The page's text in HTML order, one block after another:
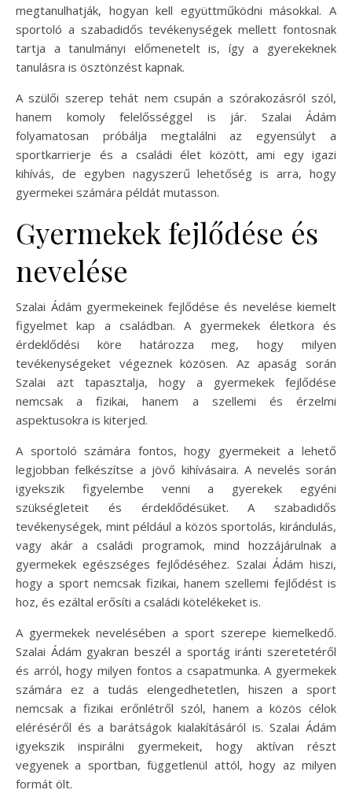
megtanulhatják, hogyan kell együttműködni másokkal. A
sportoló a szabadidős tevékenységek mellett fontosnak
tartja a tanulmányi előmenetelt is, így a gyerekeknek
tanulásra is ösztönzést kapnak.
A szülői szerep tehát nem csupán a szórakozásról szól,
hanem komoly felelősséggel is jár. Szalai Ádám
folyamatosan próbálja megtalálni az egyensúlyt a
sportkarrierje és a családi élet között, ami egy igazi
kihívás, de egyben nagyszerű lehetőség is arra, hogy
gyermekei számára példát mutasson.
Gyermekek fejlődése és
nevelése
Szalai Ádám gyermekeinek fejlődése és nevelése kiemelt
figyelmet kap a családban. A gyermekek életkora és
érdeklődési köre határozza meg, hogy milyen
tevékenységeket végeznek közösen. Az apaság során
Szalai azt tapasztalja, hogy a gyermekek fejlődése
nemcsak a fizikai, hanem a szellemi és érzelmi
aspektusokra is kiterjed.
A sportoló számára fontos, hogy gyermekeit a lehető
legjobban felkészítse a jövő kihívásaira. A nevelés során
igyekszik figyelembe venni a gyerekek egyéni
szükségleteit és érdeklődésüket. A szabadidős
tevékenységek, mint például a közös sportolás, kirándulás,
vagy akár a családi programok, mind hozzájárulnak a
gyermekek egészséges fejlődéséhez. Szalai Ádám hiszi,
hogy a sport nemcsak fizikai, hanem szellemi fejlődést is
hoz, és ezáltal erősíti a családi kötelékeket is.
A gyermekek nevelésében a sport szerepe kiemelkedő.
Szalai Ádám gyakran beszél a sportág iránti szeretetéről
és arról, hogy milyen fontos a csapatmunka. A gyermekek
számára ez a tudás elengedhetetlen, hiszen a sport
nemcsak a fizikai erőnlétről szól, hanem a közös célok
eléréséről és a barátságok kialakításáról is. Szalai Ádám
igyekszik inspirálni gyermekeit, hogy aktívan részt
vegyenek a sportban, függetlenül attól, hogy az milyen
formát ölt.